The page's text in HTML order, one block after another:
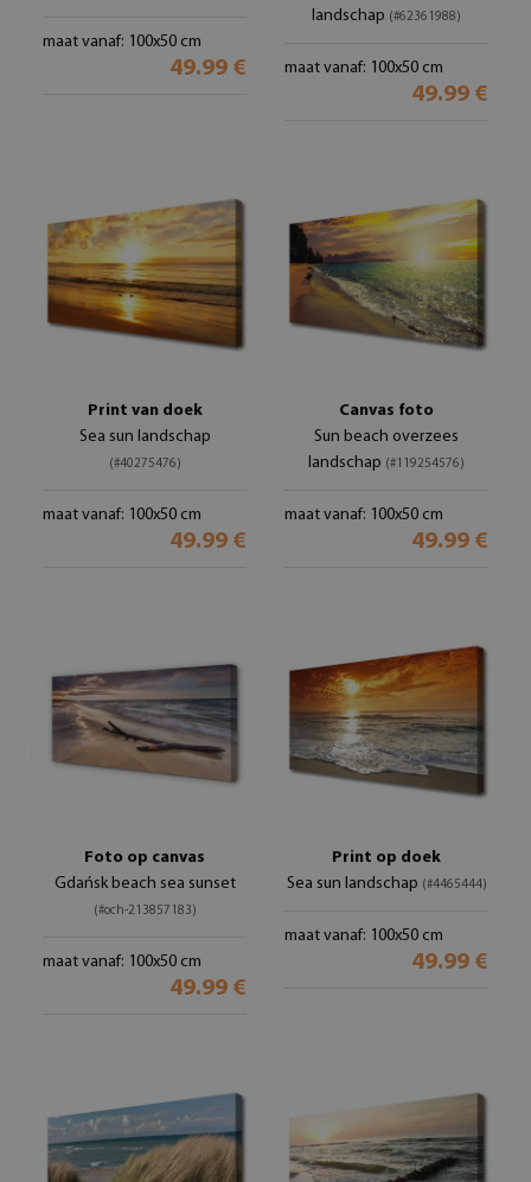
maat vanaf: 100x50 cm
49.99 €
landschap (#62361988)
maat vanaf: 100x50 cm
49.99 €
Print van doek
Sea sun landschap
(#40275476)
maat vanaf: 100x50 cm
49.99 €
Canvas foto
Sun beach overzees
landschap (#119254576)
maat vanaf: 100x50 cm
49.99 €
Foto op canvas
Gdańsk beach sea sunset
(#och-213857183)
maat vanaf: 100x50 cm
49.99 €
Print op doek
Sea sun landschap (#4465444)
maat vanaf: 100x50 cm
49.99 €